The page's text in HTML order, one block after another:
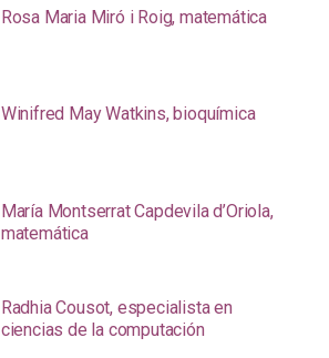
Rosa Maria Miró i Roig, matemática
Winifred May Watkins, bioquímica
María Montserrat Capdevila d’Oriola,
matemática
Radhia Cousot, especialista en
ciencias de la computación